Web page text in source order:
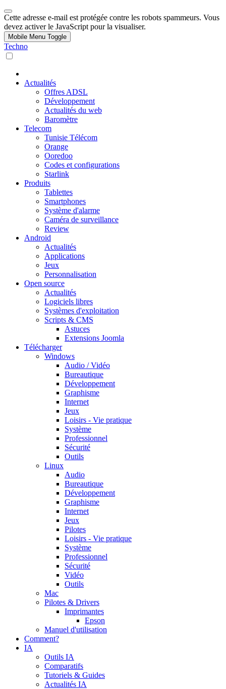
Cette adresse e-mail est protégée contre les robots spammeurs. Vous
devez activer le JavaScript pour la visualiser.
Mobile Menu Toggle
Techno
Actualités
Offres ADSL
Développement
Actualités du web
Baromètre
Telecom
Tunisie Télécom
Orange
Ooredoo
Codes et configurations
Starlink
Produits
Tablettes
Smartphones
Système d'alarme
Caméra de surveillance
Review
Android
Actualités
Applications
Jeux
Personnalisation
Open source
Actualités
Logiciels libres
Systèmes d'exploitation
Scripts & CMS
Astuces
Extensions Joomla
Télécharger
Windows
Audio / Vidéo
Bureautique
Développement
Graphisme
Internet
Jeux
Loisirs - Vie pratique
Système
Professionnel
Sécurité
Outils
Linux
Audio
Bureautique
Développement
Graphisme
Internet
Jeux
Pilotes
Loisirs - Vie pratique
Système
Professionnel
Sécurité
Vidéo
Outils
Mac
Pilotes & Drivers
Imprimantes
Epson
Manuel d'utilisation
Comment?
IA
Outils IA
Comparatifs
Tutoriels & Guides
Actualités IA